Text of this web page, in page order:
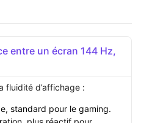
entre un écran 144 Hz,
fluidité d’affichage :
standard pour le gaming.